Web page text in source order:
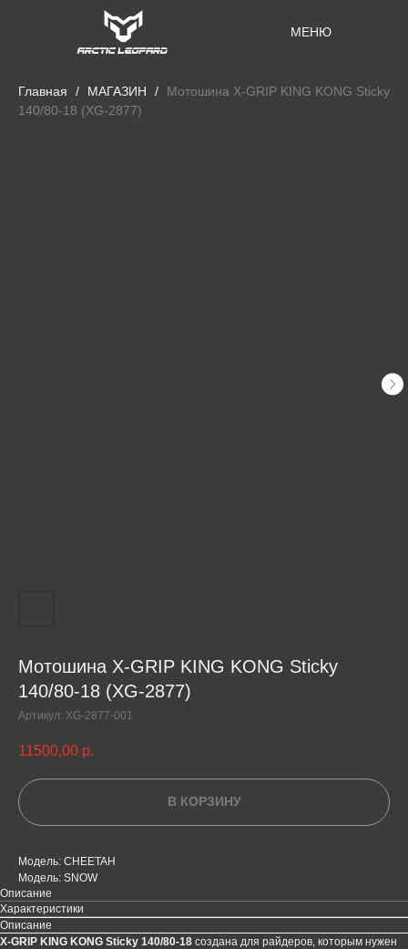
МЕНЮ
Главная МАГАЗИН
Мотошина X-GRIP KING KONG Sticky
140/80-18 (XG-2877)
Мотошина X-GRIP KING KONG Sticky
140/80-18 (XG-2877)
Артикул: XG-2877-001
11500,00 р.
В КОРЗИНУ
Модель: CHEETAH
Модель: SNOW
Описание
Характеристики
Описание
X-GRIP KING KONG Sticky 140/80-18 создана для райдеров, которым нужен